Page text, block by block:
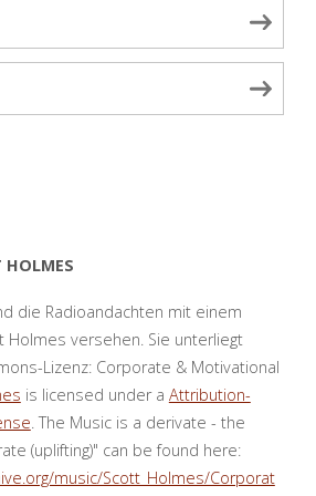
HOLMES
die Radioandachten mit einem
Holmes versehen. Sie unterliegt
Lizenz: Corporate & Motivational
is licensed under a Attribution-
. The Music is a derivate - the
(uplifting)" can be found here:
music/Scott_Holmes/Corporat